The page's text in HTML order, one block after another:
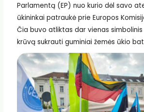
Parlamentą (EP) nuo kurio dėl savo
ūkininkai patraukė prie Europos
Čia buvo atliktas dar vienas
krūvą sukrauti guminiai žemės ūkio